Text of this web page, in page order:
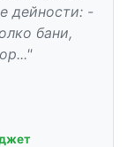
дейности: -
бани,